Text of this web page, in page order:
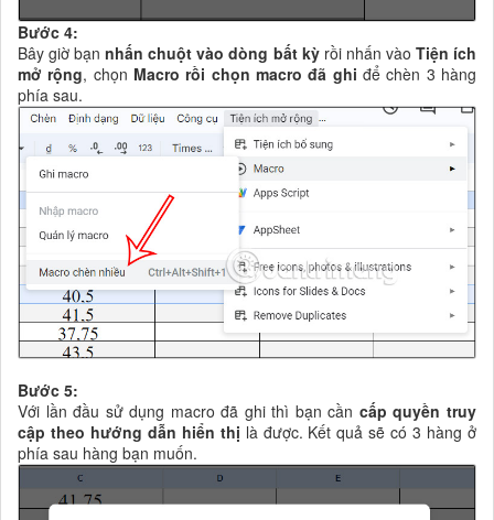
Bước 4:
Bây giờ bạnnhấn chuột vào dòng bất kỳrồi nhấn vào Tiện ích
mở rộng, chọn Macro rồi chọn macro đã ghiđể chèn 3 hàng
phía sau.
Bước 5:
Với lần đầu sử dụng macro đã ghi thì bạn cần cấp quyền truy
cập theo hướng dẫn hiển thị là được. Kết quả sẽ có 3 hàng ở
phía sau hàng bạn muốn.